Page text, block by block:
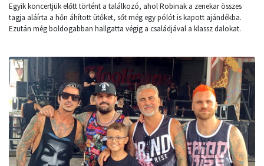
Egyik koncertjük előtt történt a találkozó, ahol Robinak a zenekar összes
tagja aláírta a hőn áhított ütőket, sőt még egy pólót is kapott ajándékba.
Ezután még boldogabban hallgatta végig a családjával a klassz dalokat.